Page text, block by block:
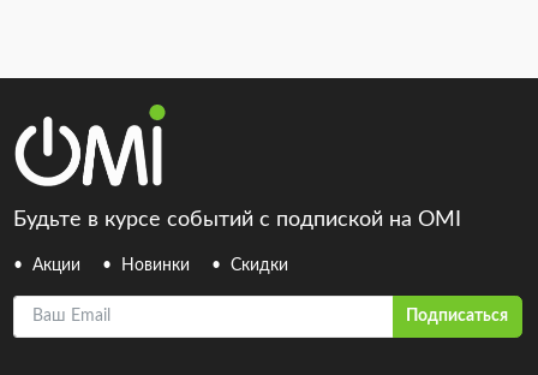
Будьте в курсе событий с подпиской на OMI
Акции Новинки Скидки
Ваш Email
Подписаться